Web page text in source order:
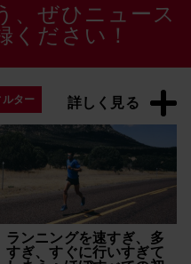
、ぜひニュース
ください！
ダイエット
トレーニング
トレイルランニング
ボディリカバリー
ライフスタイル
ランニング
詳しく見る
ルター
ランニングを速すぎ、多
すぎ、すぐに行いすぎて